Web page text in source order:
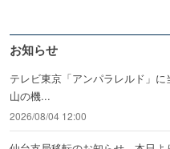
お知らせ
テレビ東京「アンパラレルド」
山の機...
2026/08/04 12:00